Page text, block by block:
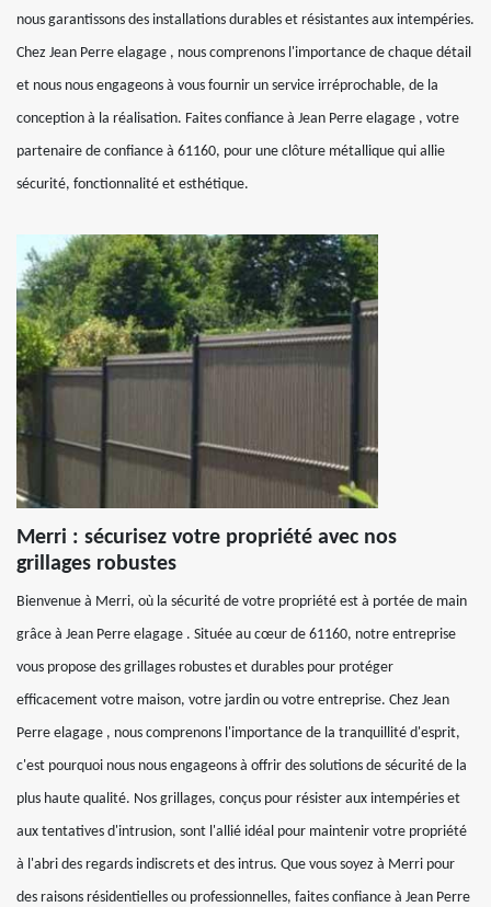
nous garantissons des installations durables et résistantes aux intempéries.
Chez Jean Perre elagage , nous comprenons l'importance de chaque détail
et nous nous engageons à vous fournir un service irréprochable, de la
conception à la réalisation. Faites confiance à Jean Perre elagage , votre
partenaire de confiance à 61160, pour une clôture métallique qui allie
sécurité, fonctionnalité et esthétique.
Merri : sécurisez votre propriété avec nos
grillages robustes
Bienvenue à Merri, où la sécurité de votre propriété est à portée de main
grâce à Jean Perre elagage . Située au cœur de 61160, notre entreprise
vous propose des grillages robustes et durables pour protéger
efficacement votre maison, votre jardin ou votre entreprise. Chez Jean
Perre elagage , nous comprenons l'importance de la tranquillité d'esprit,
c'est pourquoi nous nous engageons à offrir des solutions de sécurité de la
plus haute qualité. Nos grillages, conçus pour résister aux intempéries et
aux tentatives d'intrusion, sont l'allié idéal pour maintenir votre propriété
à l'abri des regards indiscrets et des intrus. Que vous soyez à Merri pour
des raisons résidentielles ou professionnelles, faites confiance à Jean Perre